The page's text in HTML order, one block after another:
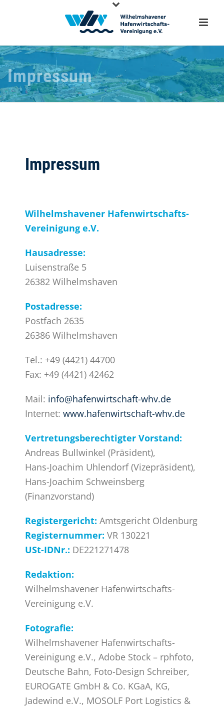
Impressum
Impressum
Wilhelmshavener Hafenwirtschafts-
Vereinigung e.V.
Hausadresse:
Luisenstraße 5
26382 Wilhelmshaven
Postadresse:
Postfach 2635
26386 Wilhelmshaven
Tel.: +49 (4421) 44700
Fax: +49 (4421) 42462
Mail: info@hafenwirtschaft-whv.de
Internet: www.hafenwirtschaft-whv.de
Vertretungsberechtigter Vorstand:
Andreas Bullwinkel (Präsident),
Hans-Joachim Uhlendorf (Vizepräsident),
Hans-Joachim Schweinsberg
(Finanzvorstand)
Registergericht: Amtsgericht Oldenburg
Registernummer: VR 130221
USt-IDNr.: DE221271478
Redaktion:
Wilhelmshavener Hafenwirtschafts-
Vereinigung e.V.
Fotografie:
Wilhelmshavener Hafenwirtschafts-
Vereinigung e.V., Adobe Stock – rphfoto,
Deutsche Bahn, Foto-Design Schreiber,
EUROGATE GmbH & Co. KGaA, KG,
Jadewind e.V., MOSOLF Port Logistics &